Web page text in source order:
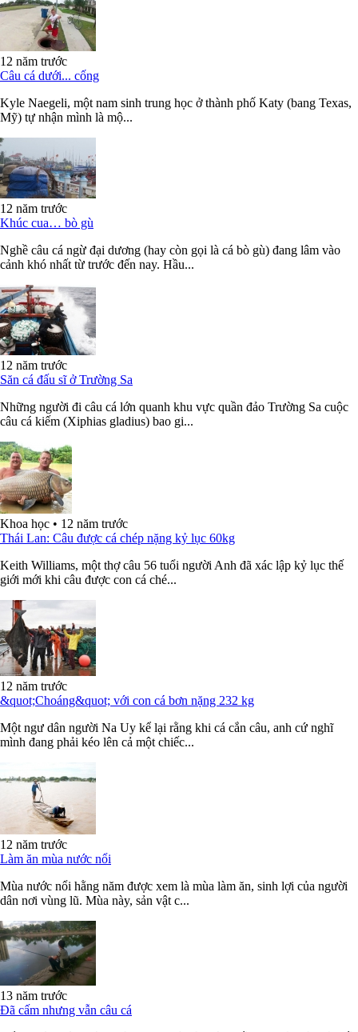
12 năm trước
Câu cá dưới... cống
Kyle Naegeli, một nam sinh trung học ở thành phố Katy (bang Texas,
Mỹ) tự nhận mình là mộ...
12 năm trước
Khúc cua… bò gù
Nghề câu cá ngừ đại dương (hay còn gọi là cá bò gù) đang lâm vào
cảnh khó nhất từ trước đến nay. Hầu...
12 năm trước
Săn cá đấu sĩ ở Trường Sa
Những người đi câu cá lớn quanh khu vực quần đảo Trường Sa cuộc
câu cá kiếm (Xiphias gladius) bao gi...
Khoa học • 12 năm trước
Thái Lan: Câu được cá chép nặng kỷ lục 60kg
Keith Williams, một thợ câu 56 tuổi người Anh đã xác lập kỷ lục thế
giới mới khi câu được con cá ché...
12 năm trước
&quot;Choáng&quot; với con cá bơn nặng 232 kg
Một ngư dân người Na Uy kể lại rằng khi cá cắn câu, anh cứ nghĩ
mình đang phải kéo lên cả một chiếc...
12 năm trước
Làm ăn mùa nước nổi
Mùa nước nổi hằng năm được xem là mùa làm ăn, sinh lợi của người
dân nơi vùng lũ. Mùa này, sản vật c...
13 năm trước
Đã cấm nhưng vẫn câu cá